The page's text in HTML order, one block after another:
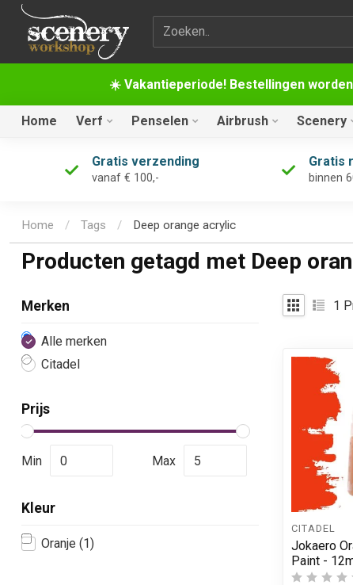
☀️ Vakantieperiode! Bestellingen
Zoekterm
Home Verf Penselen Airbrush Scenery
Gratis verzending
vanaf € 100,-
Gratis
binnen
Home / Tags / Deep orange acrylic
Producten getagd met Deep
Merken
Alle merken
Citadel
Kleur
Oranje (1)
Prijs
Min Max
1
CITADEL
Jokaero
Paint -